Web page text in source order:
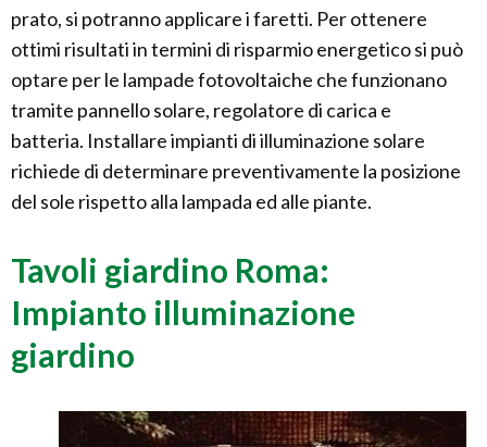
prato, si potranno applicare i faretti. Per ottenere
ottimi risultati in termini di risparmio energetico si può
optare per le lampade fotovoltaiche che funzionano
tramite pannello solare, regolatore di carica e
batteria. Installare impianti di illuminazione solare
richiede di determinare preventivamente la posizione
del sole rispetto alla lampada ed alle piante.
Tavoli giardino Roma:
Impianto illuminazione
giardino